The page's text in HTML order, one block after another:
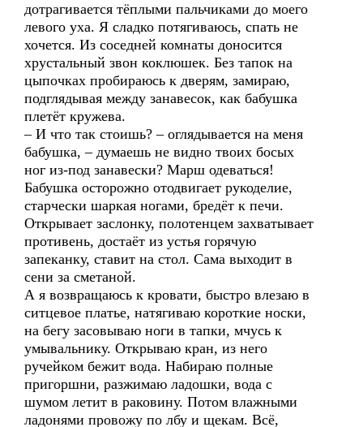
дотрагивается тёплыми пальчиками до моего
левого уха. Я сладко потягиваюсь, спать не
хочется. Из соседней комнаты доносится
хрустальный звон коклюшек. Без тапок на
цыпочках пробираюсь к дверям, замираю,
подглядывая между занавесок, как бабушка
плетёт кружева.
– И что так стоишь? – оглядывается на меня
бабушка, – думаешь не видно твоих босых
ног из-под занавески? Марш одеваться!
Бабушка осторожно отодвигает рукоделие,
старчески шаркая ногами, бредёт к печи.
Открывает заслонку, полотенцем захватывает
противень, достаёт из устья горячую
запеканку, ставит на стол. Сама выходит в
сени за сметаной.
А я возвращаюсь к кровати, быстро влезаю в
ситцевое платье, натягиваю короткие носки,
на бегу засовываю ноги в тапки, мчусь к
умывальнику. Открываю кран, из него
ручейком бежит вода. Набираю полные
пригоршни, разжимаю ладошки, вода с
шумом летит в раковину. Потом влажными
ладонями провожу по лбу и щекам. Всё,